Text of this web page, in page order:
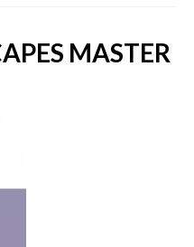
MASTER